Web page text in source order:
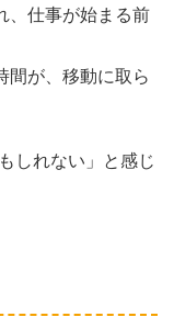
、仕事が始まる前
間が、移動に取ら
しれない」と感じ